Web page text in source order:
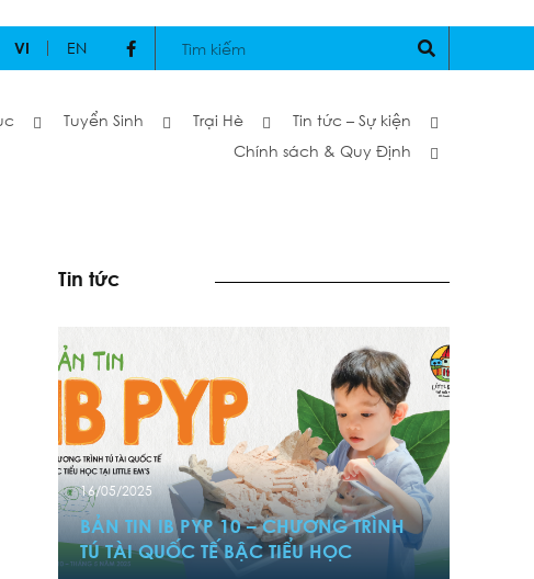
Chính sách & Quy Định
Tin tức
BẢN TIN IB PYP 10 – CHƯƠNG TRÌNH
TÚ TÀI QUỐC TẾ BẬC TIỂU HỌC
16/05/2025